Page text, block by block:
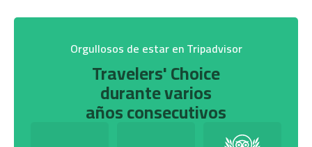
Orgullosos de estar en Tripadvisor
Travelers' Choice
durante varios
años consecutivos